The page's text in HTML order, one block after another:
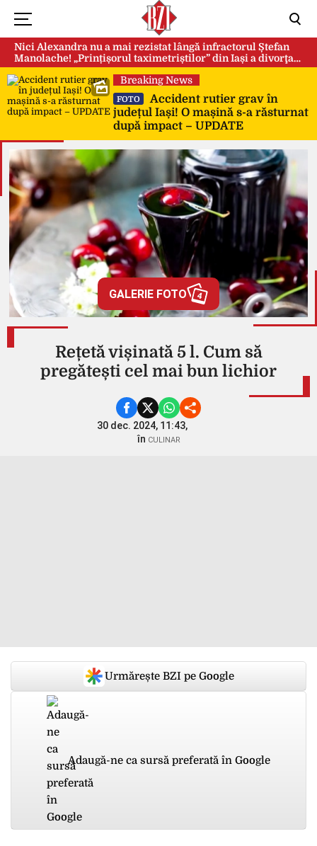
Nici Alexandra nu a mai rezistat lângă infractorul Ștefan
Manolache! „Prințișorul taximetriștilor” din Iași a divorţat
după doi ani de căsnicie
Breaking News
FOTO
Accident rutier grav în
județul Iași! O mașină s-a răsturnat
după impact – UPDATE
GALERIE FOTO 4
Rețetă vișinată 5 l. Cum să
pregătești cel mai bun lichior
30 dec. 2024, 11:43,
în CULINAR
Urmărește BZI pe Google
Adaugă-ne ca sursă preferată în Google